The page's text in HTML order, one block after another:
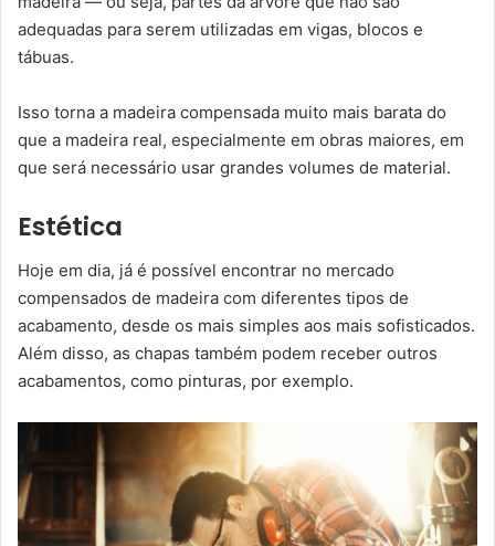
adequadas para serem utilizadas em vigas, blocos e
tábuas.
Isso torna a madeira compensada muito mais barata do
que a madeira real, especialmente em obras maiores, em
que será necessário usar grandes volumes de material.
Estética
Hoje em dia, já é possível encontrar no mercado
compensados de madeira com diferentes tipos de
acabamento, desde os mais simples aos mais sofisticados.
Além disso, as chapas também podem receber outros
acabamentos, como pinturas, por exemplo.